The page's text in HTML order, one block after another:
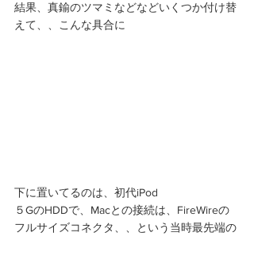
結果、真鍮のツマミなどなどいくつか付け替
えて、、こんな具合に
下に置いてるのは、初代iPod
５GのHDDで、Macとの接続は、FireWireの
フルサイズコネクタ、、という当時最先端の